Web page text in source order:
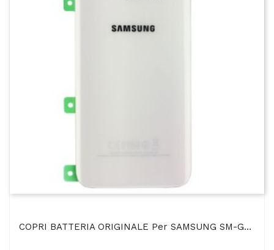
COPRI BATTERIA ORIGINALE Per SAMSUNG SM-G935 GALAXY S7 EDGE COLORE BIANCO BULK